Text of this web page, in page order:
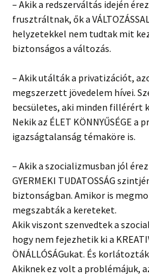
– Akik a redszerváltás idején
frusztráltnak, ők a
helyzetekkel nem tudtak mit
biztonságos a változás.
– Akik utálták a privatizációt,
megszerzett jövedelem hívei.
becsületes, aki minden fillérért
Nekik az ÉLET KÖNNYŰSÉGE
igazságtalanság témaköre is.
– Akik a szocializmusban jól
GYERMEKI TUDATOSSÁG
biztonságban. Amikor is
megszabták a kereteket.
Akik viszont szenvedtek a
hogy nem fejezhetik ki a
ÖNÁLLÓSÁGukat. És korlátozták
Akiknek ez volt a problémájuk,